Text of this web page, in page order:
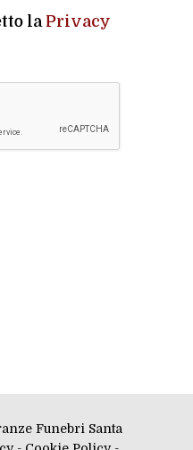
la Privacy
Funebri Santa